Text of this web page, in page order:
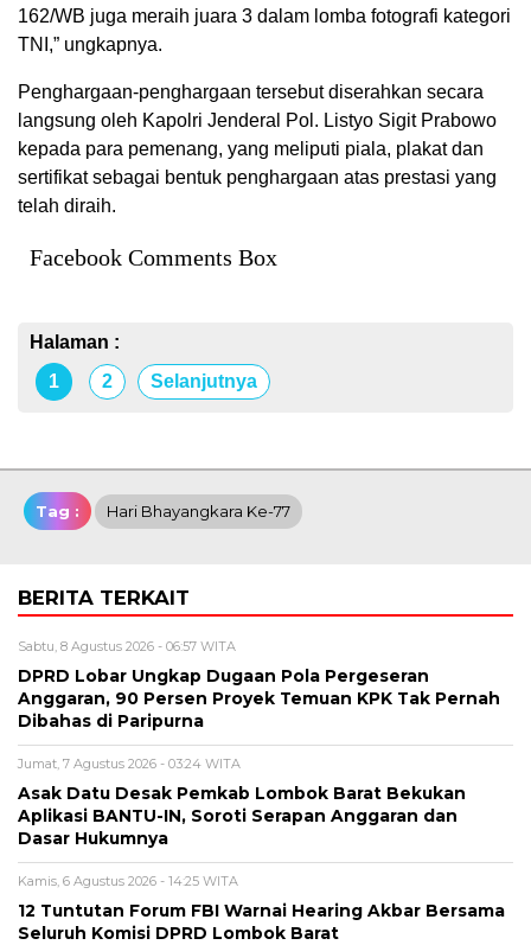
162/WB juga meraih juara 3 dalam lomba fotografi kategori
TNI,” ungkapnya.
Penghargaan-penghargaan tersebut diserahkan secara
langsung oleh Kapolri Jenderal Pol. Listyo Sigit Prabowo
kepada para pemenang, yang meliputi piala, plakat dan
sertifikat sebagai bentuk penghargaan atas prestasi yang
telah diraih.
Facebook Comments Box
Halaman :
1
2 Selanjutnya
Tag : Hari Bhayangkara Ke-77
BERITA TERKAIT
Sabtu, 8 Agustus 2026 - 06:57 WITA
DPRD Lobar Ungkap Dugaan Pola Pergeseran
Anggaran, 90 Persen Proyek Temuan KPK Tak Pernah
Dibahas di Paripurna
Jumat, 7 Agustus 2026 - 03:24 WITA
Asak Datu Desak Pemkab Lombok Barat Bekukan
Aplikasi BANTU-IN, Soroti Serapan Anggaran dan
Dasar Hukumnya
Kamis, 6 Agustus 2026 - 14:25 WITA
12 Tuntutan Forum FBI Warnai Hearing Akbar Bersama
Seluruh Komisi DPRD Lombok Barat